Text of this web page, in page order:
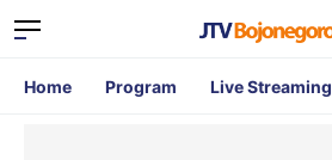
Home Program Live Streaming